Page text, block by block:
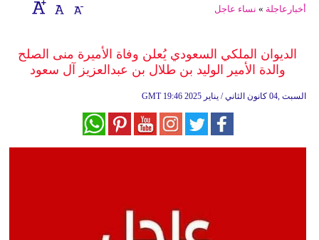
إقتصاد
وموسيقى
أخبارعاجلة » نساء عاجل
الديوان الملكي السعودي يُعلن وفاة الأميرة منى الصلح
والدة الأمير الوليد بن طلال بن عبدالعزيز آل سعود
GMT 19:46 2025 السبت ,04 كانون الثاني / يناير